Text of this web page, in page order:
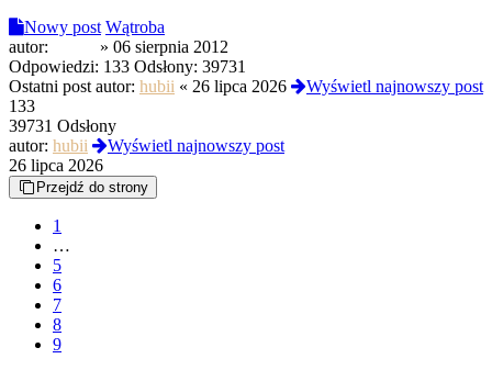
Nowy post Wątroba
autor:
» 06 sierpnia 2012
Odpowiedzi: 133 Odsłony: 39731
Ostatni post autor: hubii « 26 lipca 2026
Wyświetl najnowszy post
133
39731 Odsłony
autor: hubii
Wyświetl najnowszy post
26 lipca 2026
Przejdź do strony
1
…
5
6
7
8
9